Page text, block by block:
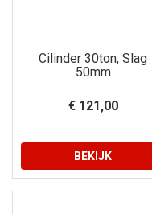
Cilinder 30ton, Slag
50mm
€ 121,00
BEKIJK